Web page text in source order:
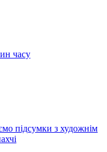
часу
підсумки з художнім